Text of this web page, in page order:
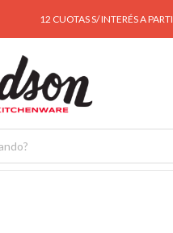
12 CUOTAS S/ INTERÉS A